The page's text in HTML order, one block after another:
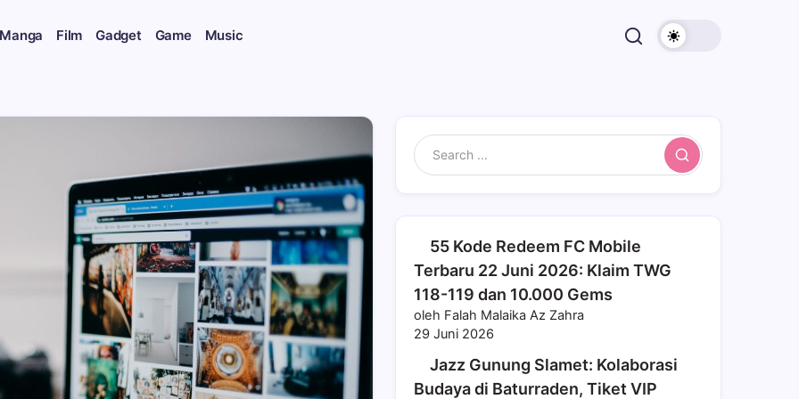
Film Gadget Game Music
Search
55 Kode Redeem FC Mobile
Terbaru 22 Juni 2026: Klaim TWG
118-119 dan 10.000 Gems
oleh Falah Malaika Az Zahra
29 Juni 2026
Jazz Gunung Slamet: Kolaborasi
Budaya di Baturraden, Tiket VIP